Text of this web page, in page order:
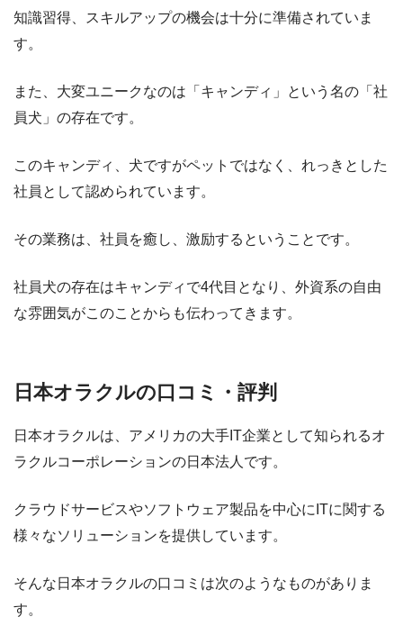
知識習得、スキルアップの機会は十分に準備されていま
す。
また、大変ユニークなのは「キャンディ」という名の「社
員犬」の存在です。
このキャンディ、犬ですがペットではなく、れっきとした
社員として認められています。
その業務は、社員を癒し、激励するということです。
社員犬の存在はキャンディで4代目となり、外資系の自由
な雰囲気がこのことからも伝わってきます。
日本オラクルの口コミ・評判
日本オラクルは、アメリカの大手IT企業として知られるオ
ラクルコーポレーションの日本法人です。
クラウドサービスやソフトウェア製品を中心にITに関する
様々なソリューションを提供しています。
そんな日本オラクルの口コミは次のようなものがありま
す。